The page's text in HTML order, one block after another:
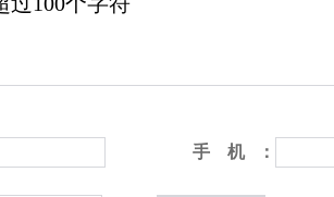
手 机 ：